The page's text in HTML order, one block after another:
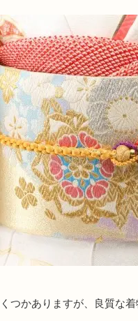
つかありますが、良質な